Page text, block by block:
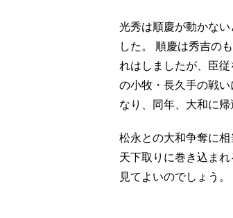
光秀は順慶が動かな
した。 順慶は秀吉の
れはしましたが、臣
の小牧・長久手の戦
なり、同年、大和に帰
松永との大和争奪に
天下取りに巻き込ま
見てよいのでしょう。